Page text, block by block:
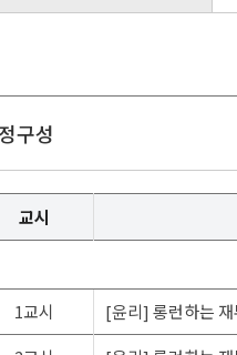
구성
교시
1교시
[윤리] 롱런하는